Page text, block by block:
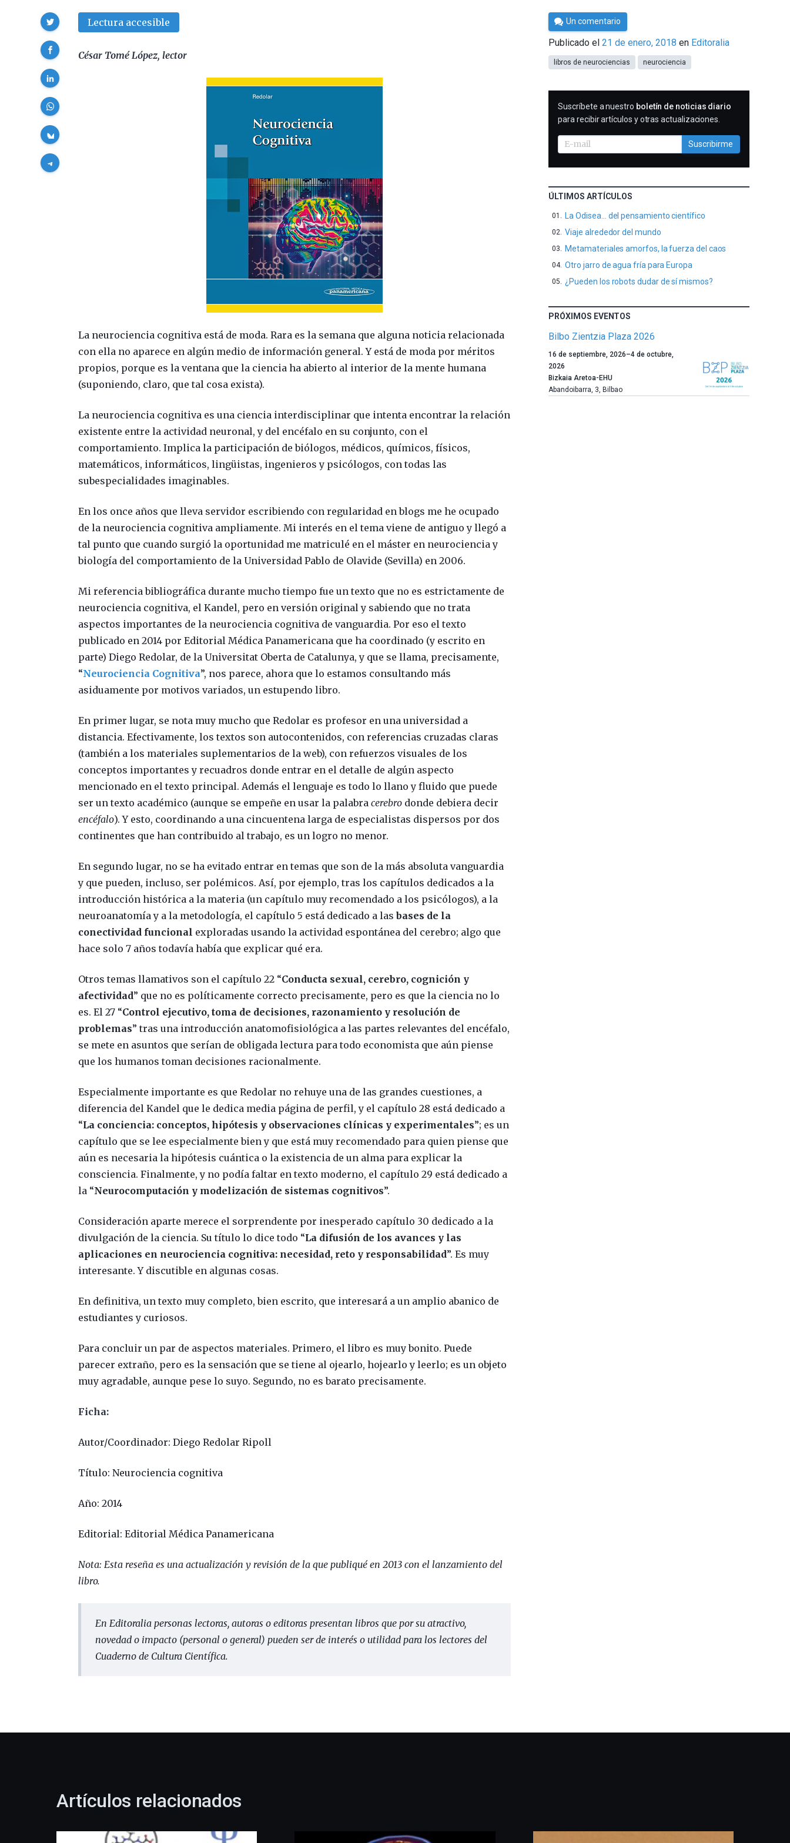
Lectura accesible
César Tomé López, lector
La neurociencia cognitiva está de moda. Rara es la semana que alguna noticia relacionada
con ella no aparece en algún medio de información general. Y está de moda por méritos
propios, porque es la ventana que la ciencia ha abierto al interior de la mente humana
(suponiendo, claro, que tal cosa exista).
La neurociencia cognitiva es una ciencia interdisciplinar que intenta encontrar la relación
existente entre la actividad neuronal, y del encéfalo en su conjunto, con el
comportamiento. Implica la participación de biólogos, médicos, químicos, físicos,
matemáticos, informáticos, lingüistas, ingenieros y psicólogos, con todas las
subespecialidades imaginables.
En los once años que lleva servidor escribiendo con regularidad en blogs me he ocupado
de la neurociencia cognitiva ampliamente. Mi interés en el tema viene de antiguo y llegó a
tal punto que cuando surgió la oportunidad me matriculé en el máster en neurociencia y
biología del comportamiento de la Universidad Pablo de Olavide (Sevilla) en 2006.
Mi referencia bibliográfica durante mucho tiempo fue un texto que no es estrictamente de
neurociencia cognitiva, el Kandel, pero en versión original y sabiendo que no trata
aspectos importantes de la neurociencia cognitiva de vanguardia.Por eso el texto
publicado en 2014 por Editorial Médica Panamericana que ha coordinado (y escrito en
parte) Diego Redolar, de la Universitat Oberta de Catalunya, y que se llama, precisamente,
“Neurociencia Cognitiva”, nos parece, ahora que lo estamos consultando más
asiduamente por motivos variados, un estupendo libro.
En primer lugar, se nota muy mucho que Redolar es profesor en una universidad a
distancia. Efectivamente, los textos son autocontenidos, con referencias cruzadas claras
(también a los materiales suplementarios de la web), con refuerzos visuales de los
conceptos importantes y recuadros donde entrar en el detalle de algún aspecto
mencionado en el texto principal. Además el lenguaje es todo lo llano y fluido que puede
ser un texto académico (aunque se empeñe en usar la palabracerebro donde debiera decir
encéfalo). Y esto, coordinando a una cincuentena larga de especialistas dispersos por dos
continentes que han contribuido al trabajo, es un logro no menor.
En segundo lugar, no se ha evitado entrar en temas que son de la más absoluta vanguardia
y que pueden, incluso, ser polémicos. Así, por ejemplo, tras los capítulos dedicados a la
introducción histórica a la materia (un capítulo muy recomendado a los psicólogos), a la
neuroanatomía y a la metodología, el capítulo 5 está dedicado a lasbases de la
conectividad funcional exploradas usando la actividad espontánea del cerebro; algo que
hace solo 7 años todavía había que explicar qué era.
Otros temas llamativos son el capítulo 22 “Conducta sexual, cerebro, cognición y
afectividad” que no es políticamente correcto precisamente, pero es que la ciencia no lo
es. El 27 “Control ejecutivo, toma de decisiones, razonamiento y resolución de
problemas” tras una introducción anatomofisiológica a las partes relevantes del encéfalo,
se mete en asuntos que serían de obligada lectura para todo economista que aún piense
que los humanos toman decisiones racionalmente.
Especialmente importante es que Redolar no rehuye una de las grandes cuestiones, a
diferencia del Kandel que le dedica media página de perfil, y el capítulo 28 está dedicado a
“La conciencia: conceptos, hipótesis y observaciones clínicas y experimentales”; es un
capítulo que se lee especialmente bien y que está muy recomendado para quien piense que
aún es necesaria la hipótesis cuántica o la existencia de un alma para explicar la
consciencia. Finalmente, y no podía faltar en texto moderno, el capítulo 29 está dedicado a
la “Neurocomputación y modelización de sistemas cognitivos”.
Consideración aparte merece el sorprendente por inesperado capítulo 30 dedicado a la
divulgación de la ciencia. Su título lo dice todo “La difusión de los avances y las
aplicaciones en neurociencia cognitiva: necesidad, reto y responsabilidad”. Es muy
interesante. Y discutible en algunas cosas.
En definitiva, un texto muy completo, bien escrito, que interesará a un amplio abanico de
estudiantes y curiosos.
Para concluir un par de aspectos materiales. Primero, el libro es muy bonito. Puede
parecer extraño, pero es la sensación que se tiene al ojearlo, hojearlo y leerlo; es un objeto
muy agradable, aunque pese lo suyo. Segundo, no es barato precisamente.
Ficha:
Autor/Coordinador: Diego Redolar Ripoll
Título: Neurociencia cognitiva
Año: 2014
Editorial: Editorial Médica Panamericana
Nota: Esta reseña es una actualización y revisión de la que publiqué en 2013 con el lanzamiento del
libro.
EnEditoralia personas lectoras, autoras o editoras presentan libros que por su atractivo,
novedad o impacto (personal o general) pueden ser de interés o utilidad para los lectores del
Cuaderno de Cultura Científica.
Compartir
Por
César
Tomé
Un comentario
Publicado el21 de enero, 2018 en Editoralia
libros de neurociencias neurociencia
SUSCRIBIRME
Suscríbete a nuestro boletín de noticias diario
para recibir artículos y otras actualizaciones.
Suscribirme
ÚLTIMOS ARTÍCULOS
La Odisea… del pensamiento científico
Viaje alrededor del mundo
Metamateriales amorfos, la fuerza del caos
Otro jarro de agua fría para Europa
¿Pueden los robots dudar de sí mismos?
PRÓXIMOS EVENTOS
Bilbo Zientzia Plaza 2026
Un
año
más,
Bilbao
16 de septiembre, 2026–4 de octubre,
2026
Bizkaia Aretoa-EHU
Abandoibarra, 3, Bilbao
Artículos relacionados